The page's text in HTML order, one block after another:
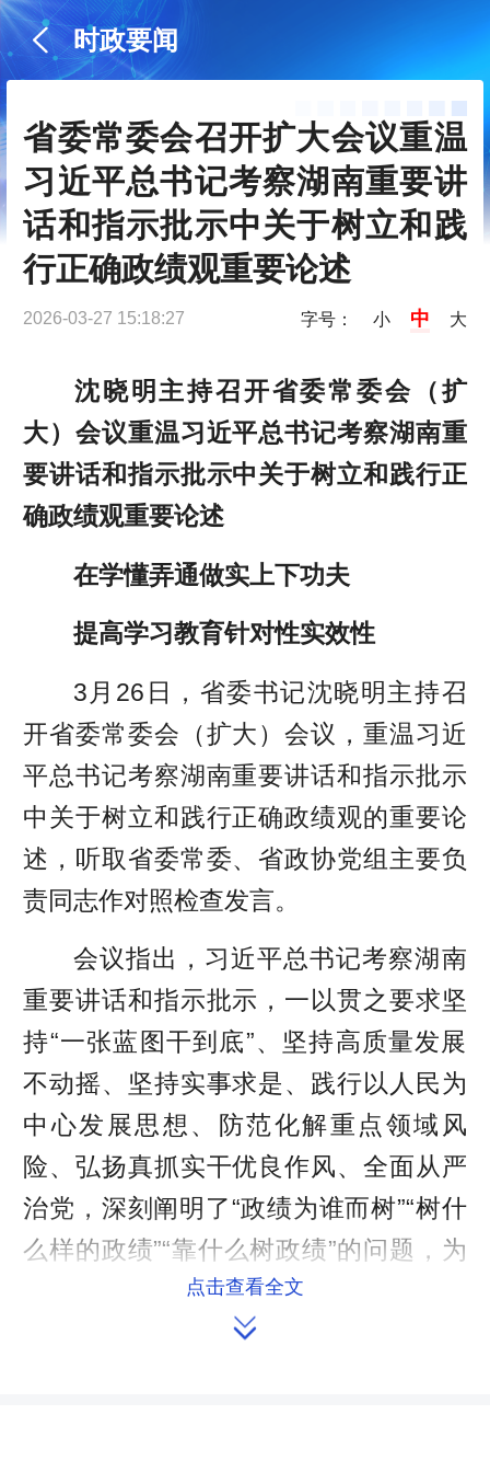
时政要闻
省委常委会召开扩大会议重温
习近平总书记考察湖南重要讲
话和指示批示中关于树立和践
行正确政绩观重要论述
2026-03-27 15:18:27 字号： 小 中 大
沈晓明主持召开省委常委会（扩
大）会议重温习近平总书记考察湖南重
要讲话和指示批示中关于树立和践行正
确政绩观重要论述
在学懂弄通做实上下功夫
提高学习教育针对性实效性
3月26日，省委书记沈晓明主持召
开省委常委会（扩大）会议，重温习近
平总书记考察湖南重要讲话和指示批示
中关于树立和践行正确政绩观的重要论
述，听取省委常委、省政协党组主要负
责同志作对照检查发言。
会议指出，习近平总书记考察湖南
重要讲话和指示批示，一以贯之要求坚
持“一张蓝图干到底”、坚持高质量发展
不动摇、坚持实事求是、践行以人民为
中心发展思想、防范化解重点领域风
险、弘扬真抓实干优良作风、全面从严
治党，深刻阐明了“政绩为谁而树”“树什
么样的政绩”“靠什么树政绩”的问题，为
树立和践行正确政绩观指明了方向、提
供了根本遵循。全省各级各部门要深入
点击查看全文
